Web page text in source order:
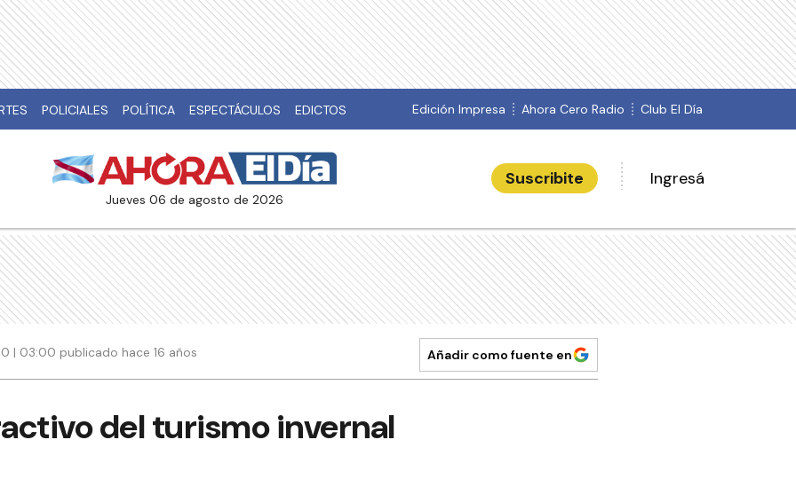
POLICIALES POLÍTICA ESPECTÁCULOS EDICTOS Edición Impresa Ahora Cero Radio Club El Día
jueves 06 de agosto de 2026
Suscribite Ingresá
| 03:00 publicado hace 16 años Añadir como fuente en
del turismo invernal